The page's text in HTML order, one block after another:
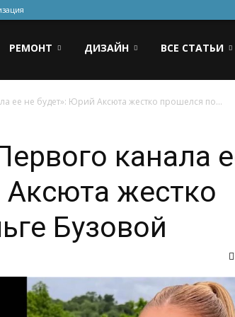
РЕМОНТ ДИЗАЙН ВСЕ СТАТЬИ
ее не будет»: Юрий Аксюта жестко прошелся по...
канала
жестко
Бузовой